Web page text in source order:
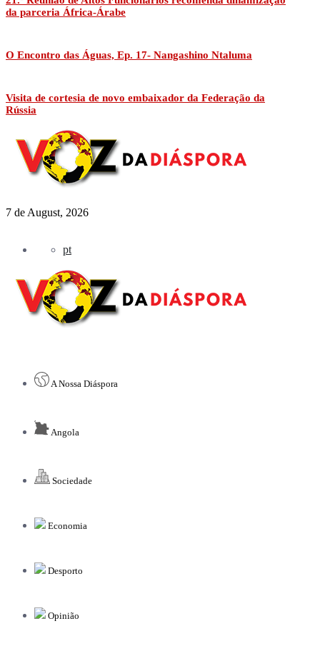
da parceria África-Árabe
O Encontro das Águas, Ep. 17- Nangashino Ntaluma
Visita de cortesia de novo embaixador da Federação da
Rússia
7 de August, 2026
pt
A Nossa Diáspora
Angola
Sociedade
Economia
Desporto
Opinião